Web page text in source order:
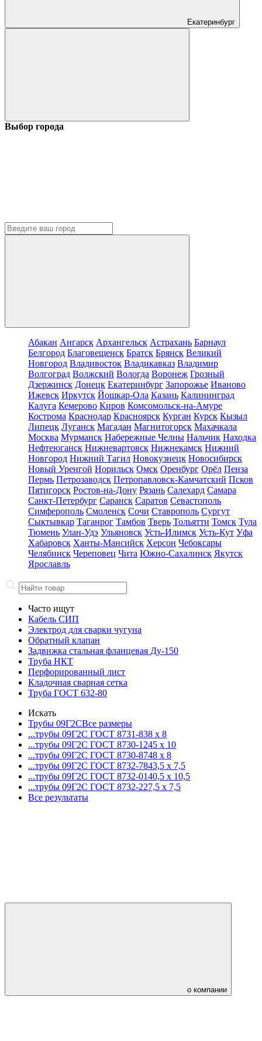
Екатеринбург
Выбор города
Абакан Ангарск Архангельск Астрахань Барнаул
Белгород Благовещенск Братск Брянск Великий
Новгород Владивосток Владикавказ Владимир
Волгоград Волжский Вологда Воронеж Грозный
Дзержинск Донецк Екатеринбург Запорожье Иваново
Ижевск Иркутск Йошкар-Ола Казань Калининград
Калуга Кемерово Киров Комсомольск-на-Амуре
Кострома Краснодар Красноярск Курган Курск Кызыл
Липецк Луганск Магадан Магнитогорск Махачкала
Москва Мурманск Набережные Челны Нальчик Находка
Нефтеюганск Нижневартовск Нижнекамск Нижний
Новгород Нижний Тагил Новокузнецк Новосибирск
Новый Уренгой Норильск Омск Оренбург Орёл Пенза
Пермь Петрозаводск Петропавловск-Камчатский Псков
Пятигорск Ростов-на-Дону Рязань Салехард Самара
Санкт-Петербург Саранск Саратов Севастополь
Симферополь Смоленск Сочи Ставрополь Сургут
Сыктывкар Таганрог Тамбов Тверь Тольятти Томск Тула
Тюмень Улан-Удэ Ульяновск Усть-Илимск Усть-Кут Уфа
Хабаровск Ханты-Мансийск Херсон Чебоксары
Челябинск Череповец Чита Южно-Сахалинск Якутск
Ярославль
Часто ищут
Кабель СИП
Электрод для сварки чугуна
Обратный клапан
Задвижка стальная фланцевая Ду-150
Труба НКТ
Перфорированный лист
Кладочная сварная сетка
Труба ГОСТ 632-80
Искать
Трубы 09Г2СВсе размеры
...трубы 09Г2С ГОСТ 8731-838 x 8
...трубы 09Г2С ГОСТ 8730-1245 x 10
...трубы 09Г2С ГОСТ 8730-8748 x 8
...трубы 09Г2С ГОСТ 8732-7843,5 x 7,5
...трубы 09Г2С ГОСТ 8732-0140,5 x 10,5
...трубы 09Г2С ГОСТ 8732-227,5 x 7,5
Все результаты
о компании